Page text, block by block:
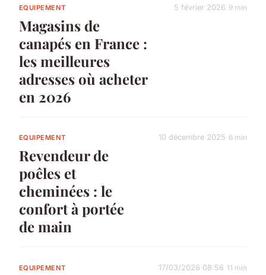
EQUIPEMENT
Magasins de
canapés en France :
les meilleures
adresses où acheter
en 2026
5 février 2026 9 min
EQUIPEMENT
Revendeur de
poêles et
cheminées : le
confort à portée
de main
10 décembre 2025 6 min
EQUIPEMENT 17/03/2026 08:56 11 min